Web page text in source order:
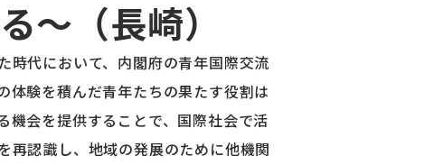
～（長崎）
時代において、内閣府の青年国際交流
体験を積んだ青年たちの果たす役割は
機会を提供することで、国際社会で活
再認識し、地域の発展のために他機関